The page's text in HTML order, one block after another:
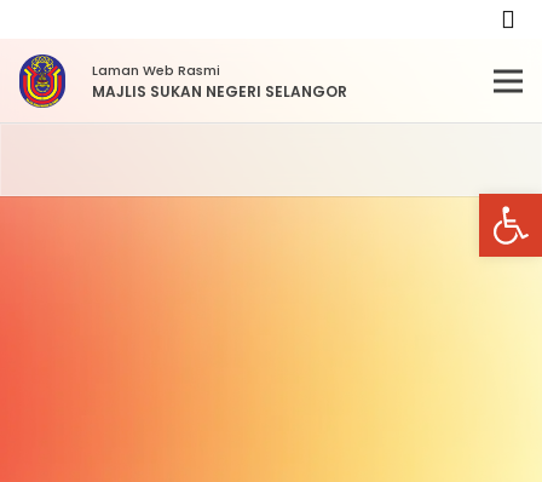
Laman Web Rasmi
MAJLIS SUKAN NEGERI SELANGOR